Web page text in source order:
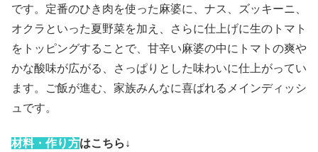
です。定番のひき肉を使った麻婆に、ナス、ズッキーニ、
オクラといった夏野菜を加え、さらに仕上げに生のトマト
をトッピングすることで、甘辛い麻婆の中にトマトの爽や
かな酸味が広がる、さっぱりとした味わいに仕上がってい
ます。ご飯が進む、家族みんなに喜ばれるメインディッシ
ュです。
材料・作り方はこちら↓